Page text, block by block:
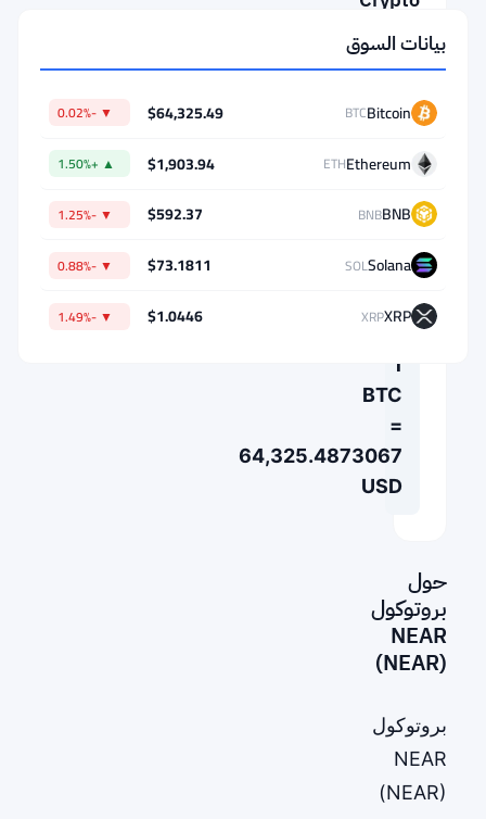
⇄
TO
1
BTC
=
64,325.4873067
USD
حول
بروتوكول
NEAR
(NEAR)
بروتوكول
NEAR
(NEAR)
بيانات السوق
Bitcoin
BTC
$64,325.49
▼ -0.02%
Ethereum
ETH
$1,903.94
▲ +1.50%
BNB
BNB
$592.37
▼ -1.25%
Solana
SOL
$73.1811
▼ -0.88%
XRP
XRP
$1.0446
▼ -1.49%